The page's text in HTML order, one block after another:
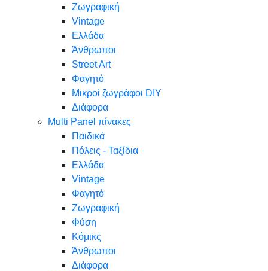
Ζωγραφική
Vintage
Ελλάδα
Άνθρωποι
Street Art
Φαγητό
Μικροί ζωγράφοι DIY
Διάφορα
Multi Panel πίνακες
Παιδικά
Πόλεις - Ταξίδια
Ελλάδα
Vintage
Φαγητό
Ζωγραφική
Φύση
Κόμικς
Άνθρωποι
Διάφορα